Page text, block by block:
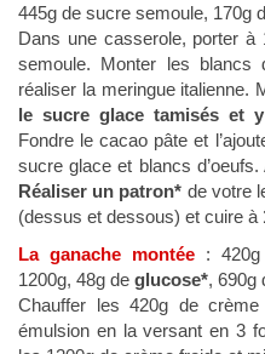
445g de sucre semoule, 170g
Dans une casserole, porter à
semoule. Monter les blancs
réaliser la meringue italienne.
le sucre glace tamisés et
Fondre le cacao pâte et
sucre glace et blancs
Réaliser un patron* de votre
(dessus et dessous) et cuire à
La ganache montée :
1200g, 48g de glucose*, 690g
Chauffer les 420g de
émulsion en la versant en 3